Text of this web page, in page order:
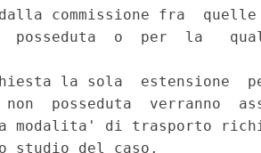
commissione fra
posseduta  o  per  la
la sola  estensione
posseduta  verranno
modalita' di trasporto
studio del caso.